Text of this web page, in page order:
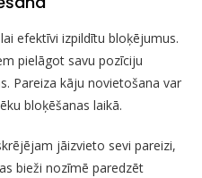
efektīvi izpildītu bloķējumus.
pielāgot savu pozīciju
Pareiza kāju novietošana var
bloķēšanas laikā.
jāizvieto sevi pareizi,
bieži nozīmē paredzēt